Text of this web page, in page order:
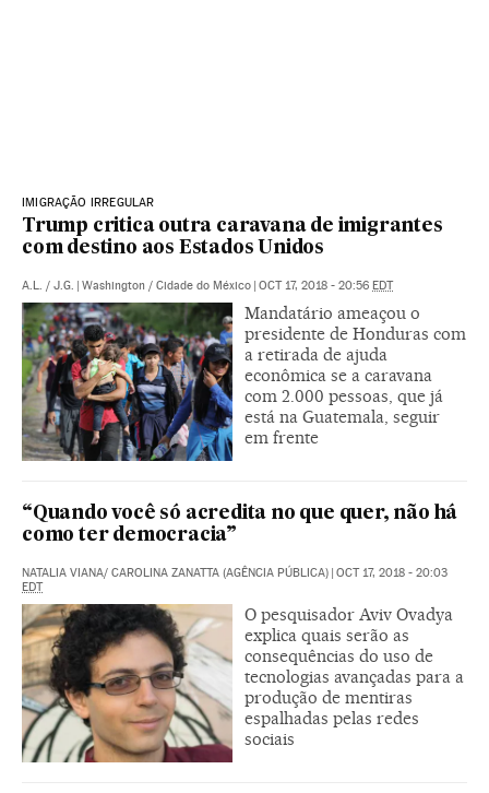
IMIGRAÇÃO IRREGULAR
Trump critica outra caravana de imigrantes
com destino aos Estados Unidos
A.L. / J.G. Washington / Cidade do México OCT 17, 2018 - 20:56 EDT
Mandatário ameaçou o
presidente de Honduras com
a retirada de ajuda
econômica se a caravana
com 2.000 pessoas, que já
está na Guatemala, seguir
em frente
“Quando você só acredita no que quer, não há
como ter democracia”
NATALIA VIANA/ CAROLINA ZANATTA (AGÊNCIA PÚBLICA) OCT 17, 2018 - 20:03
EDT
O pesquisador Aviv Ovadya
explica quais serão as
consequências do uso de
tecnologias avançadas para a
produção de mentiras
espalhadas pelas redes
sociais